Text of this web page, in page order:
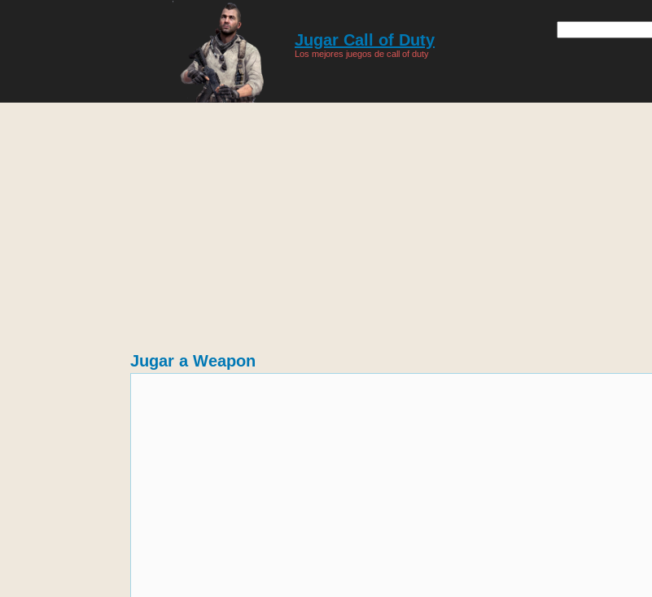
Jugar Call of Duty
Los mejores juegos de call of duty
Jugar a Weapon